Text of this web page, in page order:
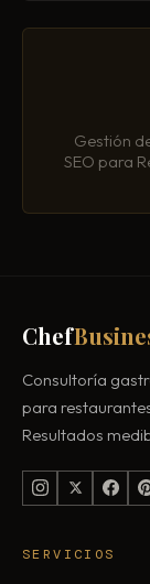
Gestión
SEO para
Chef
Consultoría
para
Resultados
SERVICIOS